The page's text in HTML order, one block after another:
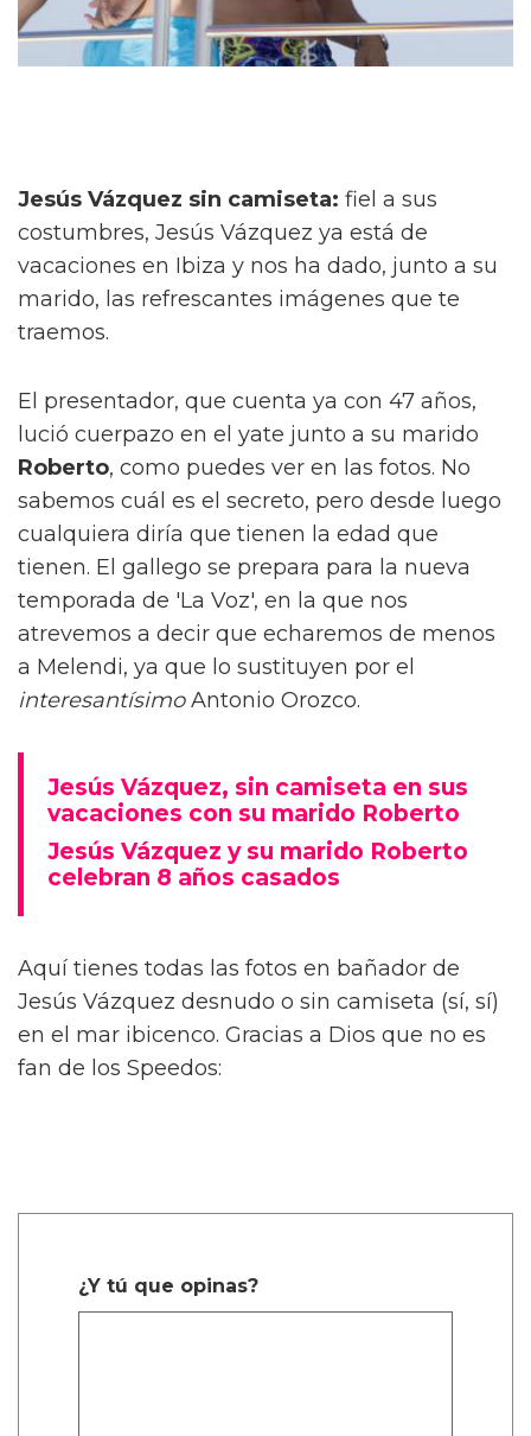
Jesús Vázquez sin camiseta: fiel a sus
costumbres, Jesús Vázquez ya está de
vacaciones en Ibiza y nos ha dado, junto a su
marido, las refrescantes imágenes que te
traemos.
El presentador, que cuenta ya con 47 años,
lució cuerpazo en el yate junto a su marido
Roberto, como puedes ver en las fotos. No
sabemos cuál es el secreto, pero desde luego
cualquiera diría que tienen la edad que
tienen. El gallego se prepara para la nueva
temporada de 'La Voz', en la que nos
atrevemos a decir que echaremos de menos
a Melendi, ya que lo sustituyen por el
interesantísimoAntonio Orozco.
Jesús Vázquez, sin camiseta en sus
vacaciones con su marido Roberto
Jesús Vázquez y su marido Roberto
celebran 8 años casados
Aquí tienes todas las fotos en bañador de
Jesús Vázquez desnudo o sin camiseta (sí, sí)
en el mar ibicenco. Gracias a Dios que no es
fan de los Speedos:
¿Y tú que opinas?